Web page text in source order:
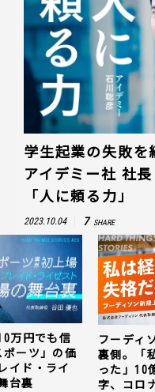
学生起業の失敗を
アイデミー社 社
「人に頼る力」
2023.10.04 7 SHARE
万円でも信
ーツ」の価
イド・ライ
台裏
フーディ
裏側。「
った」10
字、コロ